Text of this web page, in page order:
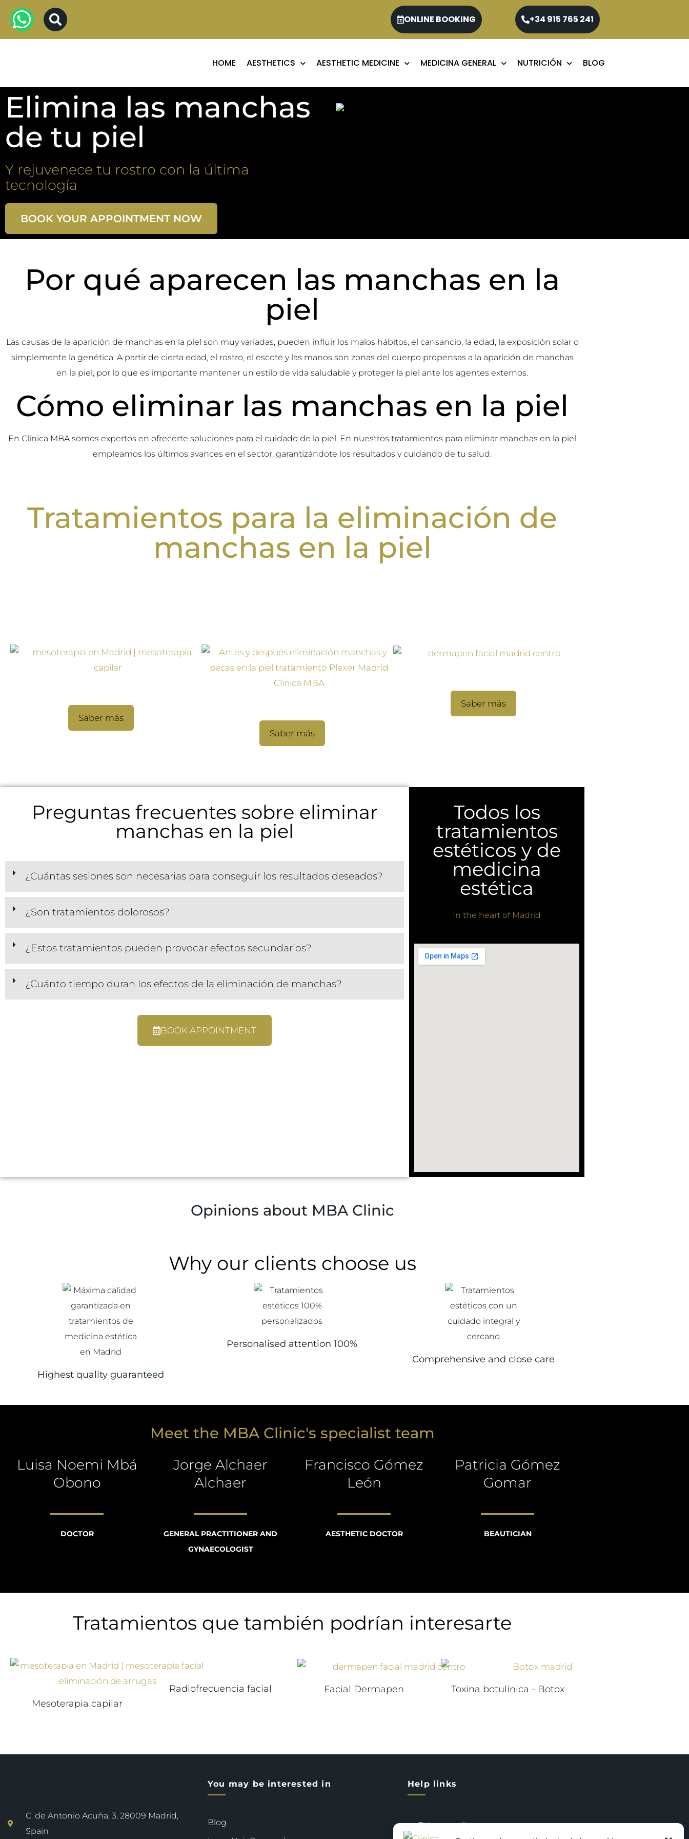
ONLINE BOOKING +34 915 765 241
HOME AESTHETICS AESTHETIC MEDICINE MEDICINA GENERAL NUTRICIÓN BLOG
Elimina las manchas
de tu piel
Y rejuvenece tu rostro con la última
tecnología
BOOK YOUR APPOINTMENT NOW
Por qué aparecen las manchas en la
piel
Las causas de la aparición de manchas en la piel son muy variadas, pueden influir los malos hábitos, el cansancio, la edad, la exposición solar o
simplemente la genética. A partir de cierta edad, el rostro, el escote y las manos son zonas del cuerpo propensas a la aparición de manchas
en la piel, por lo que es importante mantener un estilo de vida saludable y proteger la piel ante los agentes externos.
Cómo eliminar las manchas en la piel
En Clínica MBA somos expertos en ofrecerte soluciones para el cuidado de la piel. En nuestros tratamientos para eliminar manchas en la piel
empleamos los últimos avances en el sector, garantizándote los resultados y cuidando de tu salud.
Tratamientos para la eliminación de
manchas en la piel
Saber más
Saber más
Saber más
Preguntas frecuentes sobre eliminar
manchas en la piel
¿Cuántas sesiones son necesarias para conseguir los resultados deseados?
¿Son tratamientos dolorosos?
¿Estos tratamientos pueden provocar efectos secundarios?
¿Cuánto tiempo duran los efectos de la eliminación de manchas?
BOOK APPOINTMENT
Todos los
tratamientos
estéticos y de
medicina
estética
In the heart of Madrid
Opinions about MBA Clinic
Why our clients choose us
Highest quality guaranteed
Personalised attention 100%
Comprehensive and close care
Meet the MBA Clinic's specialist team
Luisa Noemi Mbá
Obono
DOCTOR
Jorge Alchaer
Alchaer
GENERAL PRACTITIONER AND
GYNAECOLOGIST
Francisco Gómez
León
AESTHETIC DOCTOR
Patricia Gómez
Gomar
BEAUTICIAN
Tratamientos que también podrían interesarte
Mesoterapia capilar
Radiofrecuencia facial Facial Dermapen Toxina botulínica - Botox
C. de Antonio Acuña, 3, 28009 Madrid,
Spain
You may be interested in
Blog
Help links
Privacy policy